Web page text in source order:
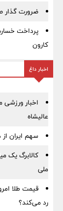
ضرورت گذار
کارون
اخبار داغ
اخبار ورزشی
عالیشاه
سهم ایران از دریای
کالابرگ یک
ملی
رد می‌کند؟